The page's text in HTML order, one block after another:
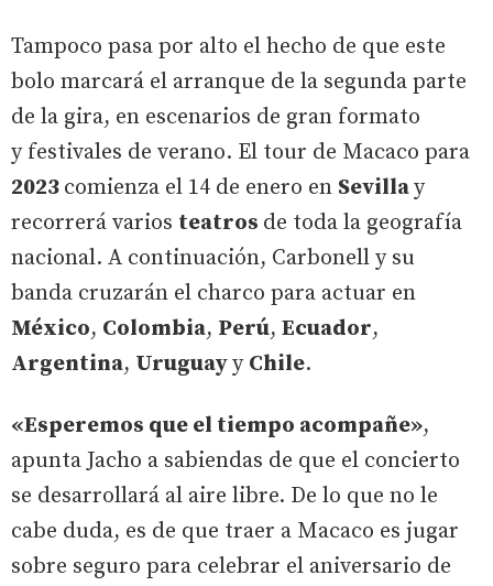
Tampoco pasa por alto el hecho de que este
bolo marcará el arranque de la segunda parte
de la gira, en escenarios de gran formato
y festivales de verano. El tour de Macaco para
2023 comienza el 14 de enero en Sevillay
recorrerá varios teatros de toda la geografía
nacional. A continuación, Carbonell y su
banda cruzarán el charco para actuar en
México, Colombia, Perú, Ecuador,
Argentina, Uruguayy Chile.
«Esperemos que el tiempo acompañe»,
apunta Jacho a sabiendas de que el concierto
se desarrollará al aire libre. De lo que no le
cabe duda, es de que traer a Macaco es jugar
sobre seguro para celebrar el aniversario de